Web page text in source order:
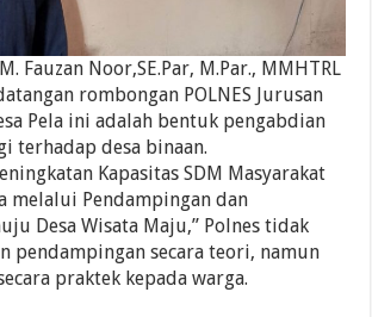
Fauzan Noor,SE.Par, M.Par., MMHTRL
rombongan POLNES Jurusan
Pela ini adalah bentuk pengabdian
terhadap desa binaan.
Kapasitas SDM Masyarakat
melalui Pendampingan dan
Desa Wisata Maju,” Polnes tidak
pendampingan secara teori, namun
praktek kepada warga.